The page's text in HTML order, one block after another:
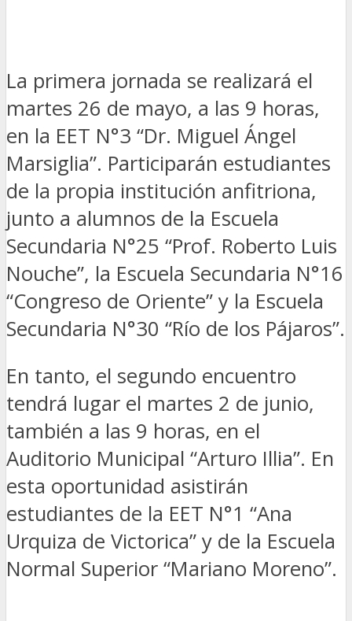
La primera jornada se realizará el
martes 26 de mayo, a las 9 horas,
en la EET N°3 “Dr. Miguel Ángel
Marsiglia”. Participarán estudiantes
de la propia institución anfitriona,
junto a alumnos de la Escuela
Secundaria N°25 “Prof. Roberto Luis
Nouche”, la Escuela Secundaria N°16
“Congreso de Oriente” y la Escuela
Secundaria N°30 “Río de los Pájaros”.
En tanto, el segundo encuentro
tendrá lugar el martes 2 de junio,
también a las 9 horas, en el
Auditorio Municipal “Arturo Illia”. En
esta oportunidad asistirán
estudiantes de la EET N°1 “Ana
Urquiza de Victorica” y de la Escuela
Normal Superior “Mariano Moreno”.